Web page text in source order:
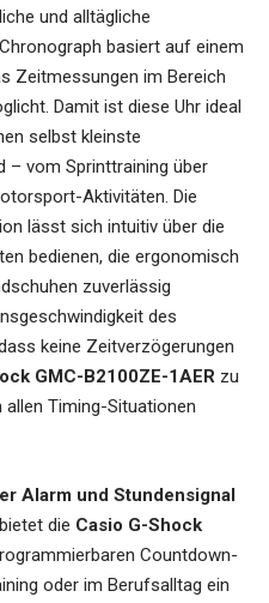
und alltägliche
basiert auf einem
Zeitmessungen im Bereich
Damit ist diese Uhr ideal
selbst kleinste
– vom Sprinttraining über
Aktivitäten. Die
lässt sich intuitiv über die
bedienen, die ergonomisch
zuverlässig
des
keine Zeitverzögerungen
GMC-B2100ZE-1AER zu
Timing-Situationen
Alarm und Stundensignal
die Casio G-Shock
Countdown-
oder im Berufsalltag ein